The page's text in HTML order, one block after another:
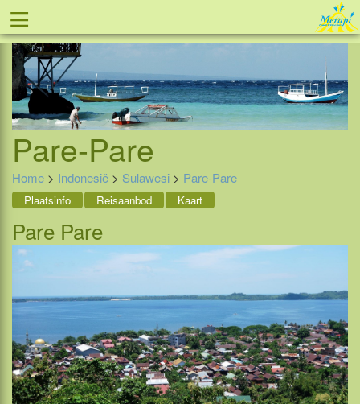
≡ Tel: 088 - 81 11 999
Pare-Pare
Home > Indonesië > Sulawesi > Pare-Pare
Plaatsinfo Reisaanbod Kaart
Pare Pare